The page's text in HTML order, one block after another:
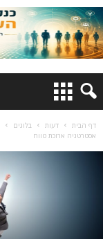
דף הבית דעות בלוגים
אסטרטגיה ארוכת טווח